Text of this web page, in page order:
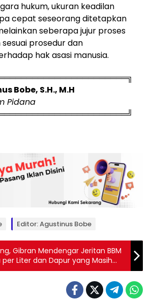
hukum, ukuran keadilan
cepat seseorang ditetapkan
seberapa jujur proses
prosedur dan
hak asasi manusia.
Bobe, S.H., M.H
Pidana
Editor: Agustinus Bobe
Gibran Mendengar Jeritan BBM
per Liter dan Dapur yang Masih
Kayu Bakar